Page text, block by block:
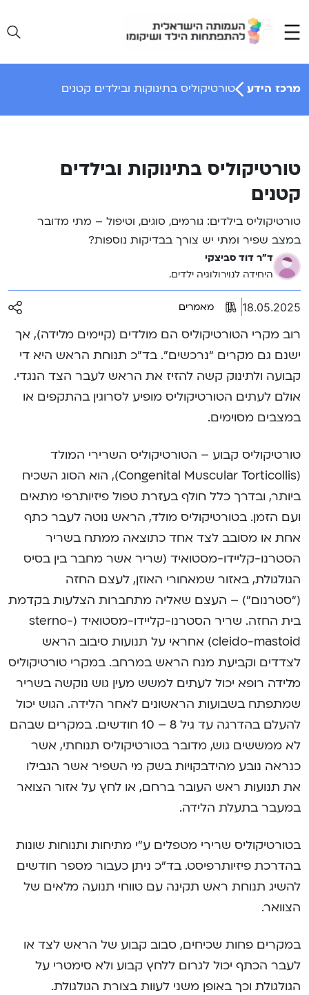
content
מרכז הידע טורטיקוליס בתינוקות ובילדים קטנים
טורטיקוליס בתינוקות ובילדים
קטנים
טורטיקוליס בילדים: גורמים, סוגים, וטיפול – מתי מדובר
במצב שפיר ומתי יש צורך בבדיקות נוספות?
ד"ר דוד סביצקי
היחידה לנוירולוגיה ילדים.
18.05.2025 מאמרים
רוב מקרי הטורטיקוליס הם מולדים (קיימים מלידה), אך
ישנם גם מקרים “נרכשים”. בד”כ תנוחת הראש היא די
קבועה ולתינוק קשה להזיז את הראש לעבר הצד הנגדי.
אולם לעתים הטורטיקוליס מופיע לסרוגין בהתקפים או
במצבים מסוימים.
טורטיקוליס קבוע – הטורטיקוליס השרירי המולד
(Congenital Muscular Torticollis), הוא הסוג השכיח
ביותר, ובדרך כלל חולף בעזרת טפול פיזיותרפי מתאים
ועם הזמן. בטורטיקוליס מולד, הראש נוטה לעבר כתף
אחת או מסובב לצד אחד כתוצאה ממתח בשריר
הסטרנו-קליידו-מסטואיד (שריר אשר מחבר בין בסיס
הגולגולת, באזור שמאחורי האוזן, לעצם החזה
(“סטרנום”) – העצם שאליה מתחברות הצלעות בקדמת
בית החזה. שריר הסטרנו-קליידו-מסטואיד (sterno-
cleido-mastoid) אחראי על תנועות סיבוב הראש
לצדדים וקביעת מנח הראש במרחב. במקרי טורטיקוליס
מלידה רופא יכול לעתים למשש מעין גוש נוקשה בשריר
שמתפתח בשבועות הראשונים לאחר הלידה. הגוש יכול
להעלם בהדרגה עד גיל 8 – 10 חודשים. במקרים שבהם
לא ממששים גוש, מדובר בטורטיקוליס תנוחתי, אשר
כנראה נובע מהידבקויות בשק מי השפיר אשר הגבילו
את תנועות ראש העובר ברחם, או לחץ על אזור הצואר
במעבר בתעלת הלידה.
בטורטיקוליס שרירי מטפלים ע”י מתיחות ותנוחות שונות
בהדרכת פיזיותרפיסט. בד”כ ניתן כעבור מספר חודשים
להשיג תנוחת ראש תקינה עם טווחי תנועה מלאים של
הצוואר.
במקרים פחות שכיחים, סבוב קבוע של הראש לצד או
לעבר הכתף יכול לגרום ללחץ קבוע ולא סימטרי על
הגולגולת וכך באופן משני לעוות בצורת הגולגולת.